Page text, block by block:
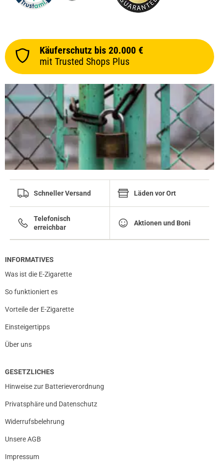
prev
Käuferschutz bis 20.000 €
mit Trusted Shops Plus
Schneller Versand Läden vor Ort
Telefonisch
erreichbar
Aktionen und Boni
INFORMATIVES
Was ist die E-Zigarette
So funktioniert es
Vorteile der E-Zigarette
Einsteigertipps
Über uns
GESETZLICHES
Hinweise zur Batterieverordnung
Privatsphäre und Datenschutz
Widerrufsbelehrung
Unsere AGB
Impressum